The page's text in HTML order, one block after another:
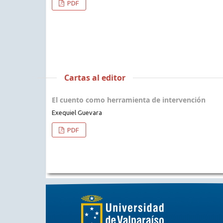
PDF
Cartas al editor
El cuento como herramienta de intervención
Exequiel Guevara
PDF